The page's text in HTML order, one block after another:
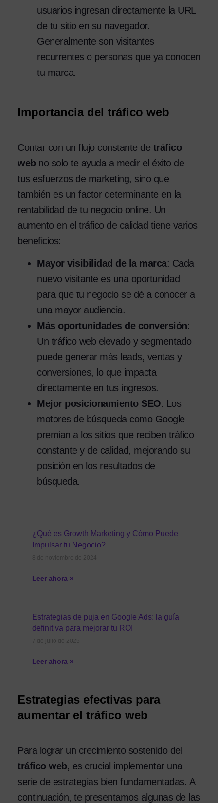
usuarios ingresan directamente la URL
de tu sitio en su navegador.
Generalmente son visitantes
recurrentes o personas que ya conocen
tu marca.
Importancia del tráfico web
Contar con un flujo constante de tráfico
webno solo te ayuda a medir el éxito de
tus esfuerzos de marketing, sino que
también es un factor determinante en la
rentabilidad de tu negocio online. Un
aumento en el tráfico de calidad tiene varios
beneficios:
Mayor visibilidad de la marca: Cada
nuevo visitante es una oportunidad
para que tu negocio se dé a conocer a
una mayor audiencia.
Más oportunidades de conversión:
Un tráfico web elevado y segmentado
puede generar más leads, ventas y
conversiones, lo que impacta
directamente en tus ingresos.
Mejor posicionamiento SEO: Los
motores de búsqueda como Google
premian a los sitios que reciben tráfico
constante y de calidad, mejorando su
posición en los resultados de
búsqueda.
¿Qué es Growth Marketing y Cómo Puede
Impulsar tu Negocio?
8 de noviembre de 2024
Leer ahora »
Estrategias de puja en Google Ads: la guía
definitiva para mejorar tu ROI
7 de julio de 2025
Leer ahora »
Estrategias efectivas para
aumentar el tráfico web
Para lograr un crecimiento sostenido del
tráfico web, es crucial implementar una
serie de estrategias bien fundamentadas. A
continuación, te presentamos algunas de las